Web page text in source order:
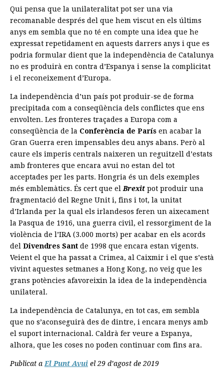
Qui pensa que la unilateralitat pot ser una via
recomanable després del que hem viscut en els últims
anys em sembla que no té en compte una idea que he
expressat repetidament en aquests darrers anys i que es
podria formular dient que la independència de Catalunya
no es produirà en contra d’Espanya i sense la complicitat
i el reconeixement d’Europa.
La independència d’un país pot produir-se de forma
precipitada com a conseqüència dels conflictes que ens
envolten. Les fronteres traçades a Europa com a
conseqüència de la Conferència de París en acabar la
Gran Guerra eren impensables deu anys abans. Però al
caure els imperis centrals naixeren un reguitzell d’estats
amb fronteres que encara avui no estan del tot
acceptades per les parts. Hongria és un dels exemples
més emblemàtics. És cert que el Brexit pot produir una
fragmentació del Regne Unit i, fins i tot, la unitat
d’Irlanda per la qual els irlandesos feren un aixecament
la Pasqua de 1916, una guerra civil, el ressorgiment de la
violència de l’IRA (3.000 morts) per acabar en els acords
del Divendres Sant de 1998 que encara estan vigents.
Veient el que ha passat a Crimea, al Caixmir i el que s’està
vivint aquestes setmanes a Hong Kong, no veig que les
grans potències afavoreixin la idea de la independència
unilateral.
La independència de Catalunya, en tot cas, em sembla
que no s’aconseguirà des de dintre, i encara menys amb
el suport internacional. Caldrà fer veure a Espanya,
alhora, que les coses no poden continuar com fins ara.
Publicat a El Punt Avui el 29 d’agost de 2019